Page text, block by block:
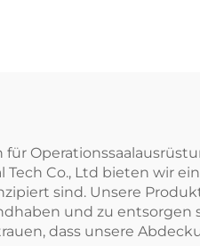
für
Tech Co., Ltd bieten wir
sind. Unsere
und zu
dass unsere